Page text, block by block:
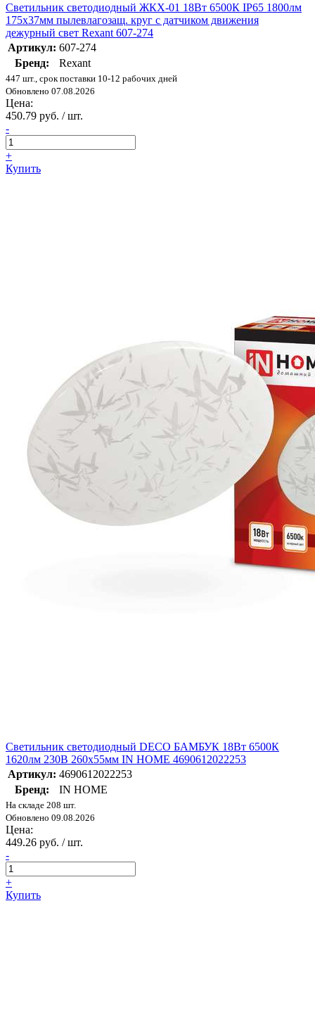
Светильник светодиодный ЖКХ-01 18Вт 6500К IP65 1800лм
175х37мм пылевлагозащ. круг с датчиком движения
дежурный свет Rexant 607-274
Артикул: 607-274
Бренд:
Rexant
447 шт., срок поставки 10-12 рабочих дней
Обновлено 07.08.2026
Цена:
450.79 руб. / шт.
-
+
Купить
Светильник светодиодный DECO БАМБУК 18Вт 6500К
1620лм 230В 260х55мм IN HOME 4690612022253
Артикул: 4690612022253
Бренд:
IN HOME
На складе 208 шт.
Обновлено 09.08.2026
Цена:
449.26 руб. / шт.
-
+
Купить